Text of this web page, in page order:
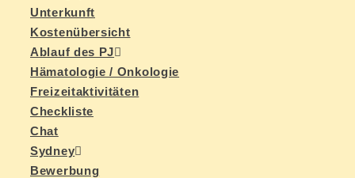
Un­ter­kunft
Kos­ten­über­sicht
Ab­lauf des PJ
Hä­ma­to­lo­gie / Onkologie
Frei­zeit­ak­ti­vi­tä­ten
Check­lis­te
Chat
Syd­ney
Be­wer­bung